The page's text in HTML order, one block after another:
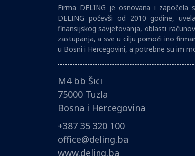
Firma DELING je osnovana i započela
DELING počevši od 2010 godine,
finansijskog savjetovanja, oblasti
zastupanja, a sve u cilju pomoći ino
u Bosni i Hercegovini, a potrebne su im
M4 bb Šići
75000 Tuzla
Bosna i Hercegovina
+387 35 320 100
office@deling.ba
www.deling.ba